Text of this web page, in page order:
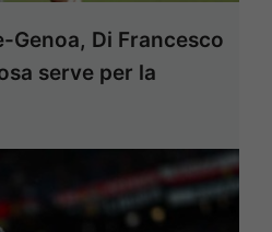
Genoa, Di Francesco
serve per la